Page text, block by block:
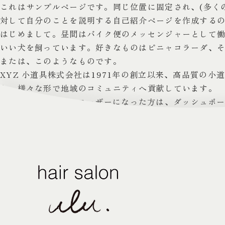
これはサンプルページです。同じ位置に固定され、(多
対して自分のことを説明する自己紹介ページを作成する
はじめまして。昼間はバイク便のメッセンジャーとして
いい犬を飼っています。好きなものはピニャコラーダ、
または、このようなものです。
XYZ 小道具株式会社は1971年の創立以来、高品質の小
り、様々な形で地域のコミュニティへ貢献しています。
新しく WordPress ユーザーになった方は、 ダッシュボ